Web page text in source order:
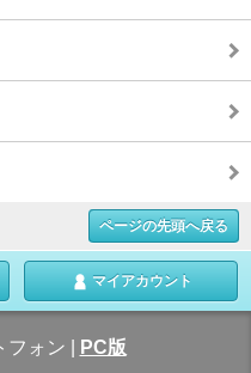
ページの先頭へ戻る
マイアカウント
フォン PC版